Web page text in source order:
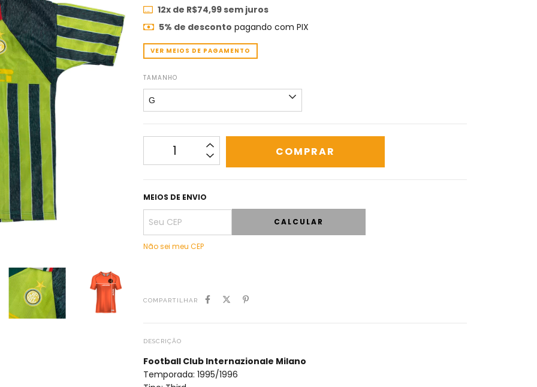
12x de R$74,99sem juros
5% de desconto pagando com PIX
VER MEIOS DE PAGAMENTO
TAMANHO
MEIOS DE ENVIO
CALCULAR
Não sei meu CEP
COMPARTILHAR
DESCRIÇÃO
Football Club Internazionale Milano
Temporada: 1995/1996